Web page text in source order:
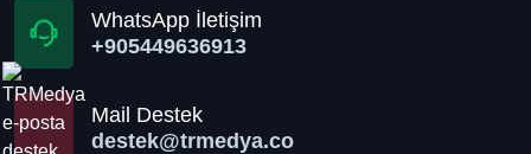
WhatsApp İletişim
+905449636913
Mail Destek
destek@trmedya.co